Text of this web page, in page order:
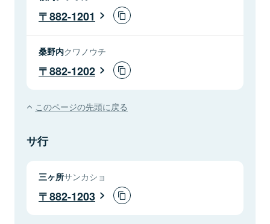
882-1201
桑野内クワノウチ
882-1202
このページの先頭に戻る
サ行
三ヶ所サンカショ
882-1203